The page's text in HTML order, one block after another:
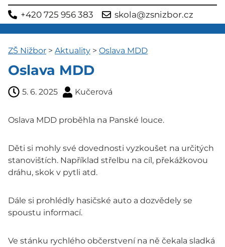
+420 725 956 383 skola@zsnizbor.cz
ZŠ Nižbor > Aktuality > Oslava MDD
Oslava MDD
5. 6. 2025 Kučerová
Oslava MDD proběhla na Panské louce.
Děti si mohly své dovednosti vyzkoušet na určitých
stanovištích. Například střelbu na cíl, překážkovou
dráhu, skok v pytli atd.
Dále si prohlédly hasičské auto a dozvědely se
spoustu informací.
Ve stánku rychlého občerstvení na ně čekala sladká